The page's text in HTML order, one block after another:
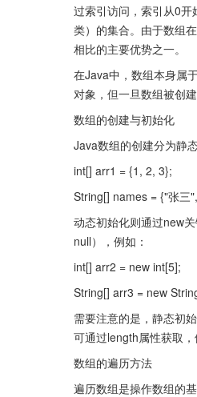
过索引访问，索引从0
类）的集合。由于数组
相比的主要优势之一。
在Java中，数组本身属
对象，但一旦数组被创
数组的创建与初始化
Java数组的创建分为静
int[] arr1 = {1, 2, 3};
String[] names = {"张三
动态初始化则通过new
null），例如：
int[] arr2 = new int[5];
String[] arr3 = new
需要注意的是，静态初
可通过length属性获取，
数组的遍历方法
遍历数组是操作数组的